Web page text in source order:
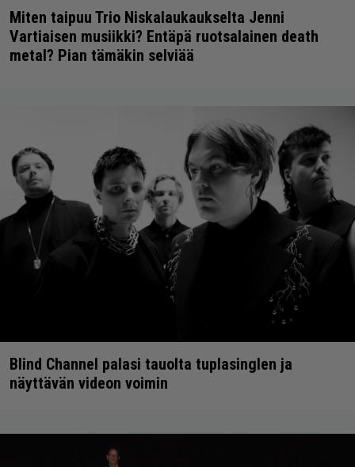
Miten taipuu Trio Niskalaukaukselta Jenni
Vartiaisen musiikki? Entäpä ruotsalainen death
metal? Pian tämäkin selviää
Blind Channel palasi tauolta tuplasinglen ja
näyttävän videon voimin